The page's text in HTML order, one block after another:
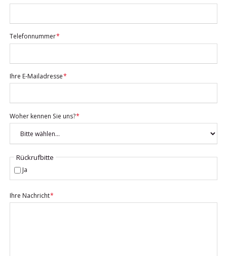
Pflichtfeld
Telefonnummer*
Pflichtfeld
Ihre E-Mailadresse*
Pflichtfeld
Woher kennen Sie uns?*
Rückrufbitte
Ja
Pflichtfeld
Ihre Nachricht*